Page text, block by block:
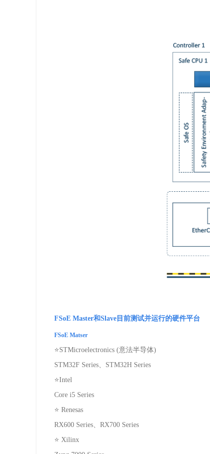
FSoE Master和Slave 目前测试并运行的硬件平台
FSoE Matser
⭐STMicroelectronics (意法半导体)
STM32F Series、 STM32H Series
⭐Intel
Core i5 Series
⭐ Renesas
RX600 Series、 RX700 Series
⭐ Xilinx